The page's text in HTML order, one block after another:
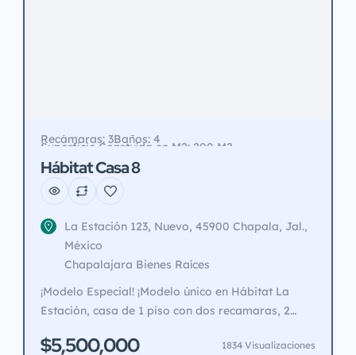
Recámaras: 3Baños: 4
Superficie Constuída en M2: 200 M2
Hábitat Casa 8
La Estación 123, Nuevo, 45900 Chapala, Jal.,
México
Chapalajara Bienes Raíces
¡Modelo Especial! ¡Modelo único en Hábitat La
Estación, casa de 1 piso con dos recamaras, 2
con baño completo, perfecto para relajarte,
$5,500,000 1834 Visualizaciones